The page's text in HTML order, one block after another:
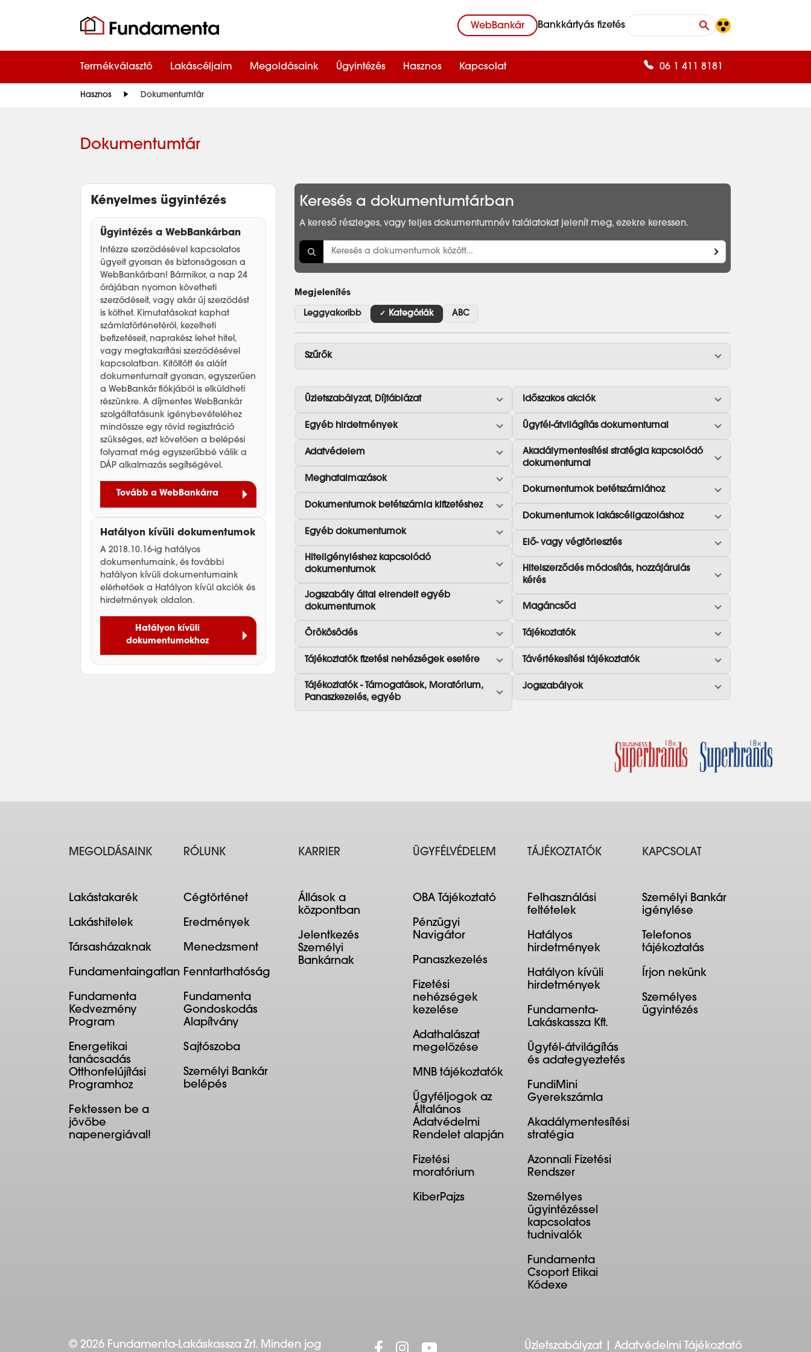
WebBankár Bankkártyás fizetés
Termékválasztó Lakáscéljaim Megoldásaink Ügyintézés Hasznos Kapcsolat 06 1 411 8181
Hasznos Dokumentumtár
Dokumentumtár
Kényelmes ügyintézés
Ügyintézés a WebBankárban
Intézze szerződésével kapcsolatos
ügyeit gyorsan és biztonságosan a
WebBankárban! Bármikor, a nap 24
órájában nyomon követheti
szerződéseit, vagy akár új szerződést
is köthet. Kimutatásokat kaphat
számlatörténetéről, kezelheti
befizetéseit, naprakész lehet hitel,
vagy megtakarítási szerződésével
kapcsolatban. Kitöltött és aláírt
dokumentumait gyorsan, egyszerűen
a WebBankár fiókjából is elküldheti
részünkre. A díjmentes WebBankár
szolgáltatásunk igénybevételéhez
mindössze egy rövid regisztráció
szükséges, ezt követően a belépési
folyamat még egyszerűbbé válik a
DÁP alkalmazás segítségével.
Tovább a WebBankárra
Hatályon kívüli dokumentumok
A 2018.10.16-ig hatályos
dokumentumaink, és további
hatályon kívüli dokumentumaink
elérhetőek a Hatályon kívül akciók és
hirdetmények oldalon.
Hatályon kívüli
dokumentumokhoz
Keresés a dokumentumtárban
A kereső részleges, vagy teljes dokumentumnév találatokat jelenít meg, ezekre keressen.
Megjelenítés
Leggyakoribb Kategóriák ABC
Szűrők
Üzletszabályzat, Díjtáblázat
Egyéb hirdetmények
Adatvédelem
Meghatalmazások
Dokumentumok betétszámla kifizetéshez
Egyéb dokumentumok
Hiteligényléshez kapcsolódó
dokumentumok
Jogszabály által elrendelt egyéb
dokumentumok
Örökösödés
Tájékoztatók fizetési nehézségek esetére
Tájékoztatók - Támogatások, Moratórium,
Panaszkezelés, egyéb
Időszakos akciók
Ügyfél-átvilágítás dokumentumai
Akadálymentesítési stratégia kapcsolódó
dokumentumai
Dokumentumok betétszámlához
Dokumentumok lakáscéligazoláshoz
Elő- vagy végtörlesztés
Hitelszerződés módosítás, hozzájárulás
kérés
Magáncsőd
Tájékoztatók
Távértékesítési tájékoztatók
Jogszabályok
MEGOLDÁSAINK
Lakástakarék
Lakáshitelek
Társasházaknak
Fundamentaingatlan
Fundamenta
Kedvezmény
Program
Energetikai
tanácsadás
Otthonfelújítási
Programhoz
Fektessen be a
jövőbe
napenergiával!
RÓLUNK
Cégtörténet
Eredmények
Menedzsment
Fenntarthatóság
Fundamenta
Gondoskodás
Alapítvány
Sajtószoba
Személyi Bankár
belépés
KARRIER
Állások a
központban
Jelentkezés
Személyi
Bankárnak
ÜGYFÉLVÉDELEM
OBA Tájékoztató
Pénzügyi
Navigátor
Panaszkezelés
Fizetési
nehézségek
kezelése
Adathalászat
megelőzése
MNB tájékoztatók
Ügyféljogok az
Általános
Adatvédelmi
Rendelet alapján
Fizetési
moratórium
KiberPajzs
TÁJÉKOZTATÓK
Felhasználási
feltételek
Hatályos
hirdetmények
Hatályon kívüli
hirdetmények
Fundamenta-
Lakáskassza Kft.
Ügyfél-átvilágítás
és adategyeztetés
FundiMini
Gyerekszámla
Akadálymentesítési
stratégia
Azonnali Fizetési
Rendszer
Személyes
ügyintézéssel
kapcsolatos
tudnivalók
Fundamenta
Csoport Etikai
Kódexe
KAPCSOLAT
Személyi Bankár
igénylése
Telefonos
tájékoztatás
Írjon nekünk
Személyes
ügyintézés
© 2026 Fundamenta-Lakáskassza Zrt. Minden jog Üzletszabályzat Adatvédelmi Tájékoztató